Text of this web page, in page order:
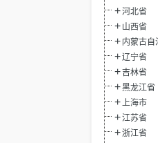
河北省
山西省
内蒙古自
辽宁省
吉林省
黑龙江省
上海市
江苏省
浙江省